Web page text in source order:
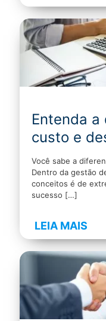
Entenda
custo e
Você sabe a
Dentro da gestão
conceitos é de
sucesso […]
LEIA MAIS